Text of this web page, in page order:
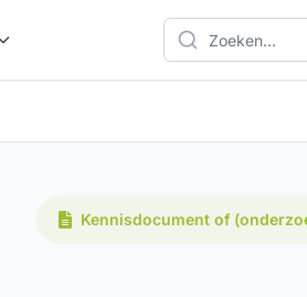
Kennisdocument of